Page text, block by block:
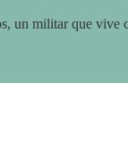
militar que vive